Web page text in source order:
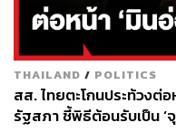
สาระสำคัญของคำขอโท
เท่านั้น แต่คือการยอมรับ
ใหม่ที่รัฐไม่สามารถใช้เ
เหมือนเก่า
เป็นสัญญาณถึงทุกคนครับ
THAILAND / POLITICS
สส. ไทยตะโกนประท้วงต่
รัฐสภา ชี้พิธีต้อนรับเป็น